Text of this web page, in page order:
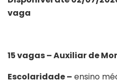
vaga
15 vagas – Auxiliar de
Escolaridade – ensino